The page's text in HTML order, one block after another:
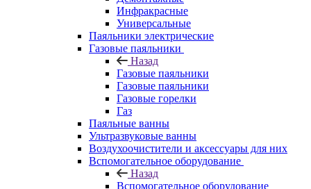
Инфракрасные
Универсальные
Паяльники электрические
Газовые паяльники
Назад
Газовые паяльники
Газовые паяльники
Газовые горелки
Газ
Паяльные ванны
Ультразвуковые ванны
Воздухоочистители и аксессуары для них
Вспомогательное оборудование
Назад
Вспомогательное оборудование